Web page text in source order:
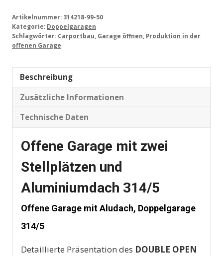
Artikelnummer: 314218-99-50
Kategorie: Doppelgaragen
Schlagwörter: Carportbau Garage öffnen Produktion in der
offenen Garage
Beschreibung
Zusätzliche Informationen
Technische Daten
Offene Garage mit zwei
Stellplätzen und
Aluminiumdach 314/5
Offene Garage mit Aludach, Doppelgarage
314/5
Detaillierte Präsentation des DOUBLE OPEN